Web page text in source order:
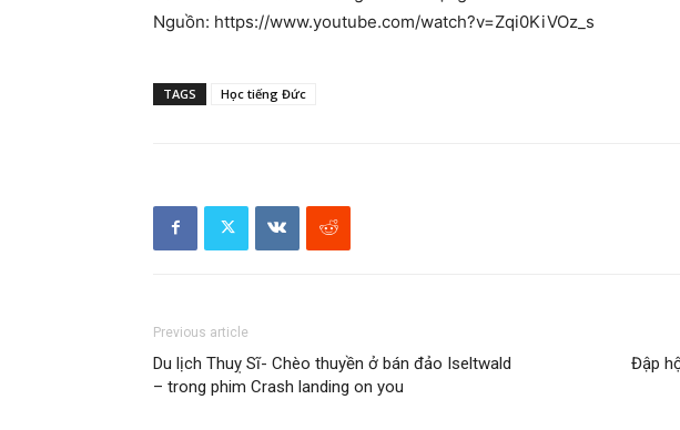
Nguồn: https://www.youtube.com/watch?v=Zqi0KiVOz_s
TAGS Học tiếng Đức
Previous article
Du lịch Thuỵ Sĩ- Chèo thuyền ở bán đảo Iseltwald
– trong phim Crash landing on you
Đập